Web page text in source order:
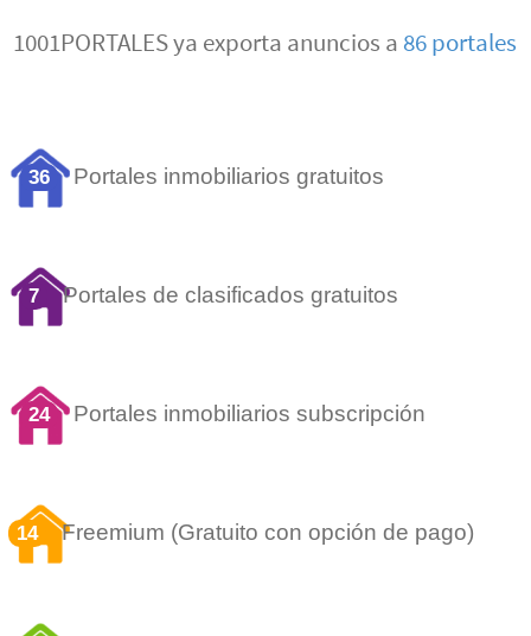
1001PORTALES ya exporta anuncios a 86 portales
36 Portales inmobiliarios gratuitos
7 Portales de clasificados gratuitos
24 Portales inmobiliarios subscripción
14 Freemium (Gratuito con opción de pago)